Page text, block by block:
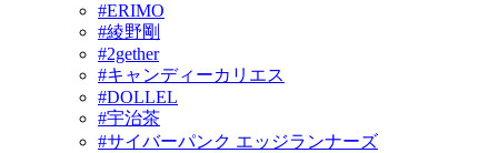
#ERIMO
#綾野剛
#2gether
#キャンディーカリエス
#DOLLEL
#宇治茶
#サイバーパンク エッジランナーズ